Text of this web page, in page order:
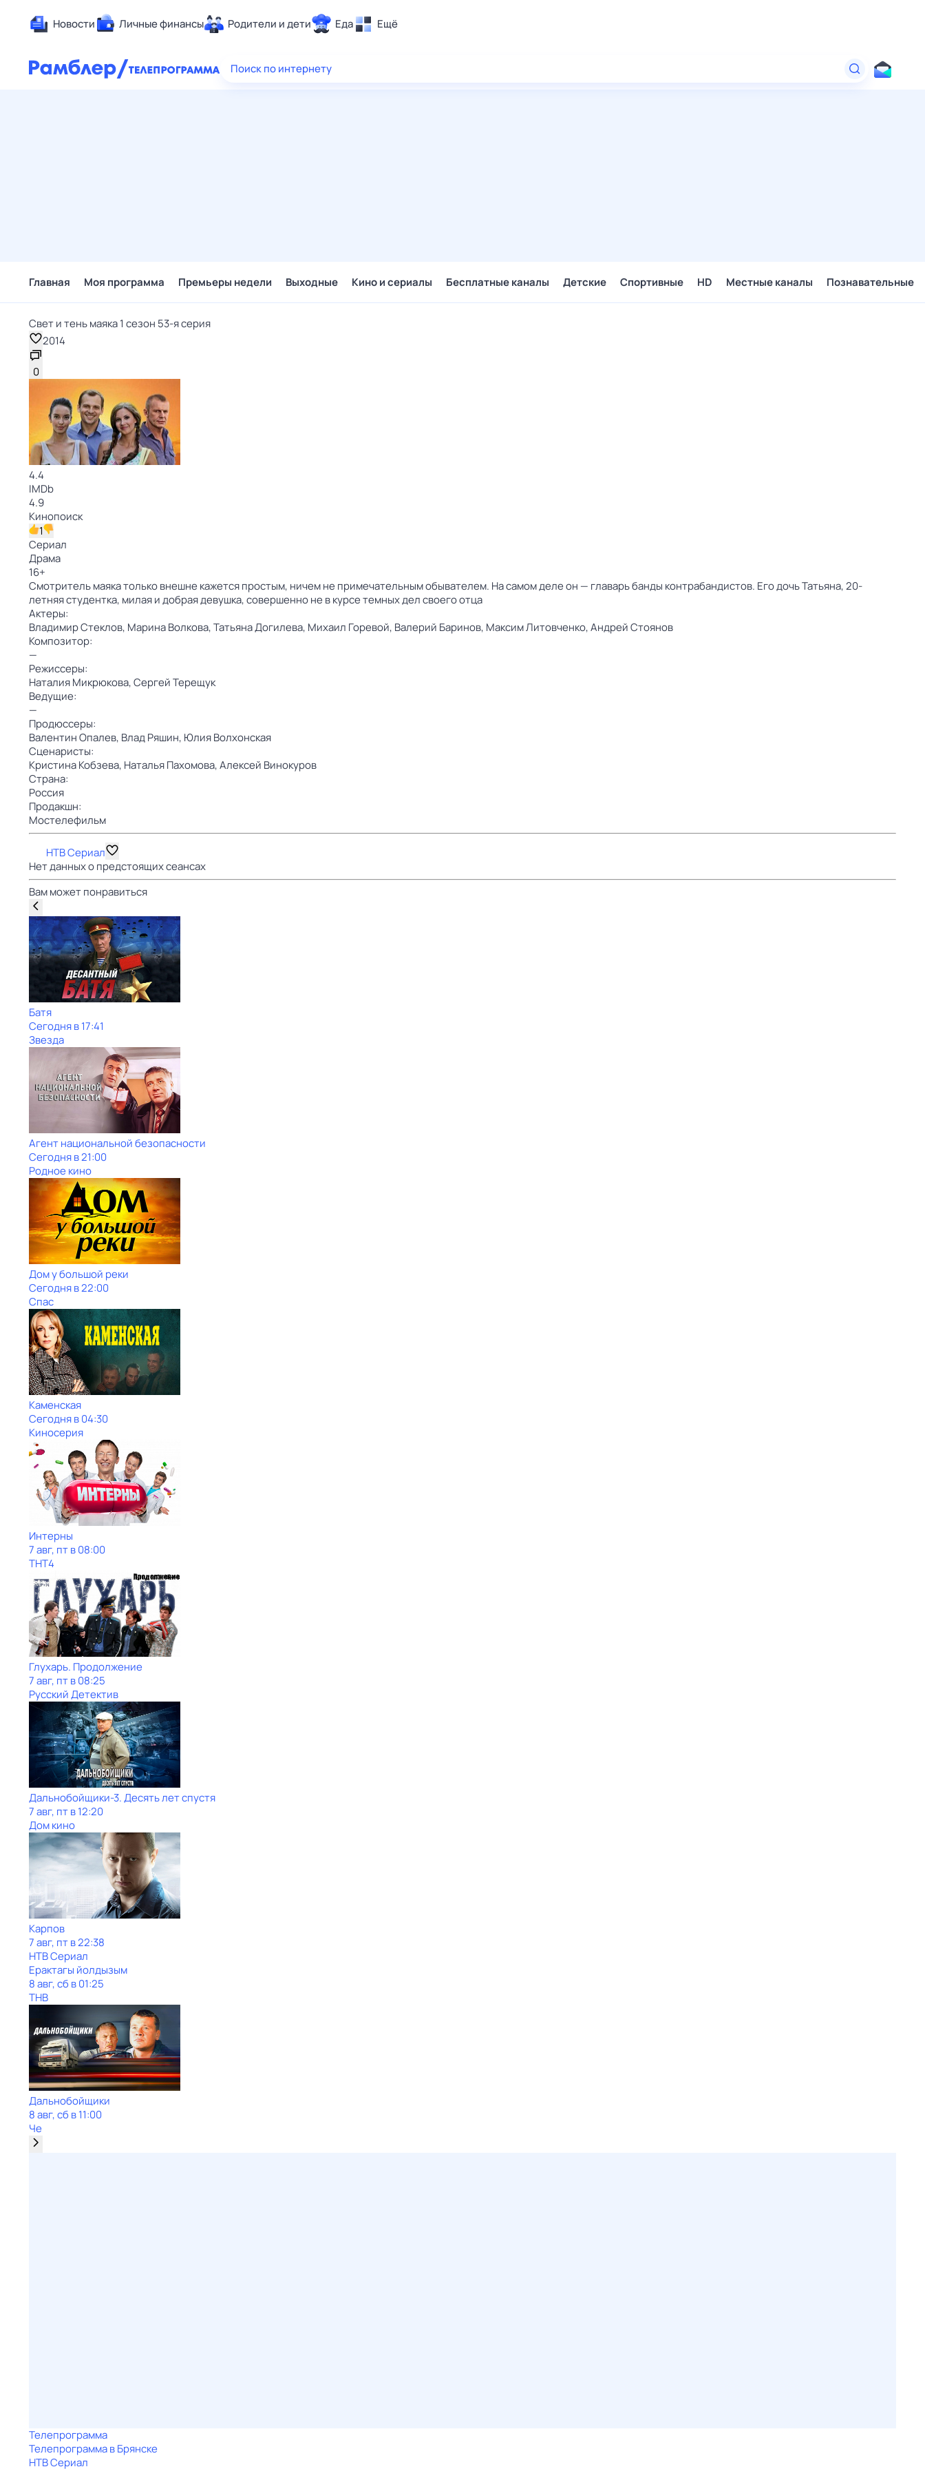
Новости Личные финансы Родители и дети Еда Ещё
Здоровье
Поиск по интернету
Главная Моя программа Премьеры недели Выходные Кино и сериалы Бесплатные каналы Детские Спортивные HD Местные каналы Познавательные
Свет и тень маяка 1 сезон 53-я серия
2014
0
4.4
IMDb
4.9
Кинопоиск
1
Сериал
Драма
16+
Смотритель маяка только внешне кажется простым, ничем не примечательным обывателем. На самом деле он — главарь банды контрабандистов. Его дочь Татьяна, 20-
летняя студентка, милая и добрая девушка, совершенно не в курсе темных дел своего отца
Актеры:
Владимир Стеклов, Марина Волкова,Татьяна Догилева, Михаил Горевой, Валерий Баринов, Максим Литовченко,Андрей Стоянов
Композитор:
—
Режиссеры:
Наталия Микрюкова,Сергей Терещук
Ведущие:
—
Продюссеры:
Валентин Опалев, Влад Ряшин, Юлия Волхонская
Сценаристы:
Кристина Кобзева, Наталья Пахомова,Алексей Винокуров
Страна:
Россия
Продакшн:
Мостелефильм
НТВ Сериал
Нет данных о предстоящих сеансах
Вам может понравиться
Батя
Сегодня в 17:41
Звезда
Агент национальной безопасности
Сегодня в 21:00
Родное кино
Дом у большой реки
Сегодня в 22:00
Спас
Каменская
Сегодня в 04:30
Киносерия
Интерны
7 авг, пт в 08:00
ТНТ4
Глухарь. Продолжение
7 авг, пт в 08:25
Русский Детектив
Дальнобойщики-3. Десять лет спустя
7 авг, пт в 12:20
Дом кино
Карпов
7 авг, пт в 22:38
НТВ Сериал
Ерактагы йолдызым
8 авг, сб в 01:25
ТНВ
Дальнобойщики
8 авг, сб в 11:00
Че
Телепрограмма
Телепрограмма в Брянске
НТВ Сериал